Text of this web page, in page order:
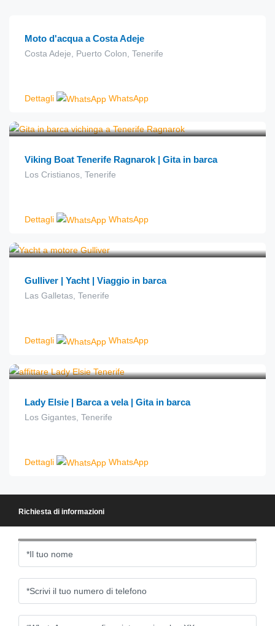
Moto d'acqua a Costa Adeje
Costa Adeje, Puerto Colon, Tenerife
Dettagli WhatsApp
Viking Boat Tenerife Ragnarok | Gita in barca
Los Cristianos, Tenerife
Dettagli WhatsApp
Gulliver | Yacht | Viaggio in barca
Las Galletas, Tenerife
Dettagli WhatsApp
Lady Elsie | Barca a vela | Gita in barca
Los Gigantes, Tenerife
Dettagli WhatsApp
Richiesta di informazioni